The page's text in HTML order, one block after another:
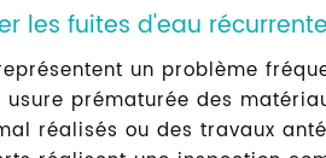
les fuites d'eau
un problème
prématurée des
réalisés ou des travaux